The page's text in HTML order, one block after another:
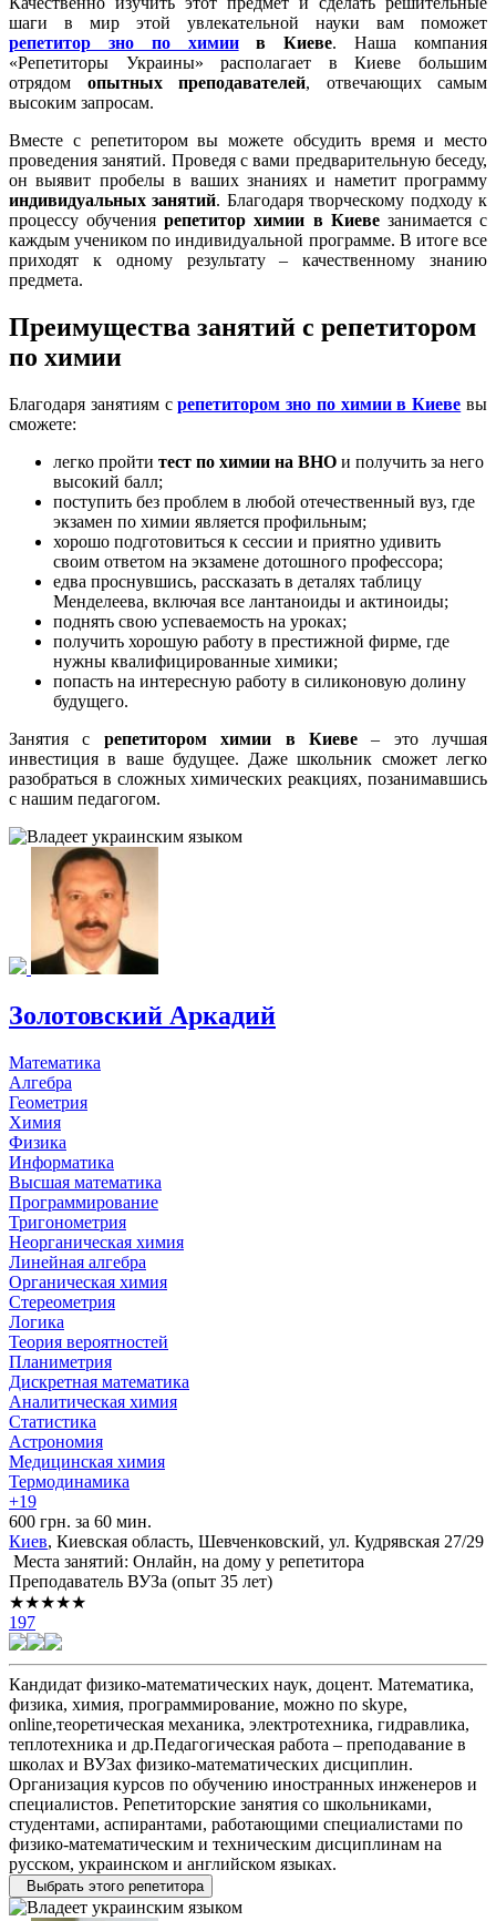
шаги в мир этой увлекательной науки вам поможет
репетитор зно по химиив Киеве. Наша компания
«Репетиторы Украины» располагает в Киеве большим
отрядом опытных преподавателей, отвечающих самым
высоким запросам.
Вместе с репетитором вы можете обсудить время и место
проведения занятий. Проведя с вами предварительную беседу,
он выявит пробелы в ваших знаниях и наметит программу
индивидуальных занятий. Благодаря творческому подходу к
процессу обучениярепетитор химии в Киевезанимается с
каждым учеником по индивидуальной программе. В итоге все
приходят к одному результату – качественному знанию
предмета.
Преимущества занятий с репетитором
по химии
Благодаря занятиям срепетитором зно по химии в Киеве вы
сможете:
легко пройти тест по химии на ВНО и получить за него
высокий балл;
поступить без проблем в любой отечественный вуз, где
экзамен по химии является профильным;
хорошо подготовиться к сессии и приятно удивить
своим ответом на экзамене дотошного профессора;
едва проснувшись, рассказать в деталях таблицу
Менделеева, включая все лантаноиды и актиноиды;
поднять свою успеваемость на уроках;
получить хорошую работу в престижной фирме, где
нужны квалифицированные химики;
попасть на интересную работу в силиконовую долину
будущего.
Занятия с репетитором химии в Киеве– это лучшая
инвестиция в ваше будущее. Даже школьник сможет легко
разобраться в сложных химических реакциях, позанимавшись
с нашим педагогом.
Золотовский Аркадий
Математика
Алгебра
Геометрия
Химия
Физика
Информатика
Высшая математика
Программирование
Тригонометрия
Неорганическая химия
Линейная алгебра
Органическая химия
Стереометрия
Логика
Теория вероятностей
Планиметрия
Дискретная математика
Аналитическая химия
Статистика
Астрономия
Медицинская химия
Термодинамика
+19
600 грн. за 60 мин.
Киев, Киевская область, Шевченковский, ул. Кудрявская 27/29
Места занятий: Онлайн, на дому у репетитора
Преподаватель ВУЗа (опыт 35 лет)
★★★★★
197
Кандидат физико-математических наук, доцент. Математика,
физика, химия, программирование, можно по skype,
online,теоретическая механика, электротехника, гидравлика,
теплотехника и др.Педагогическая работа – преподавание в
школах и ВУЗах физико-математических дисциплин.
Организация курсов по обучению иностранных инженеров и
специалистов. Репетиторские занятия со школьниками,
студентами, аспирантами, работающими специалистами по
физико-математическим и техническим дисциплинам на
русском, украинском и английском языках.
Выбрать этого репетитора